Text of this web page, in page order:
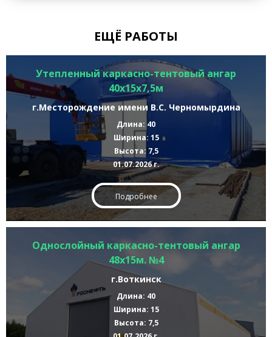
ЕЩЁ РАБОТЫ
Утепленный каркасно-тентовый ангар
40х15х7,5м
г.Месторождение имени В.С. Черномырдина
Длина: 40
Ширина: 15
Высота: 7,5
01.07.2026 г.
Подробнее
Однослойный каркасно-тентовый ангар
48х15м. №4
г.Воткинск
Длина: 40
Ширина: 15
Высота: 7,5